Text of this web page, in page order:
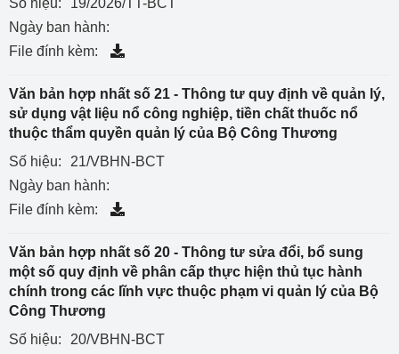
Số hiệu:
19/2026/TT-BCT
Ngày ban hành:
File đính kèm:
Văn bản hợp nhất số 21 - Thông tư quy định về quản lý,
sử dụng vật liệu nổ công nghiệp, tiền chất thuốc nổ
thuộc thẩm quyền quản lý của Bộ Công Thương
Số hiệu:
21/VBHN-BCT
Ngày ban hành:
File đính kèm:
Văn bản hợp nhất số 20 - Thông tư sửa đổi, bổ sung
một số quy định về phân cấp thực hiện thủ tục hành
chính trong các lĩnh vực thuộc phạm vi quản lý của Bộ
Công Thương
Số hiệu:
20/VBHN-BCT